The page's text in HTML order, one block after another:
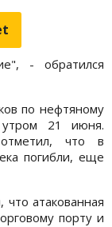
- обратился
по нефтяному
21 июня.
что в
погибли, еще
что атакованная
порту и